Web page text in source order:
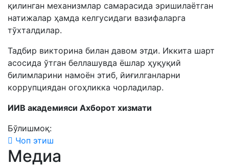
қилинган механизмлар самарасида эришилаётган
натижалар ҳамда келгусидаги вазифаларга
тўхталдилар.
Тадбир викторина билан давом этди. Иккита шарт
асосида ўтган беллашувда ёшлар ҳуқуқий
билимларини намоён этиб, йиғилганларни
коррупциядан огоҳликка чорладилар.
ИИВ академияси Ахборот хизмати
Бўлишмоқ:
Чоп этиш
Медиа